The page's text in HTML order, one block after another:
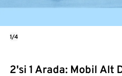
2'si 1 Arada: Mobil Alt
1/4